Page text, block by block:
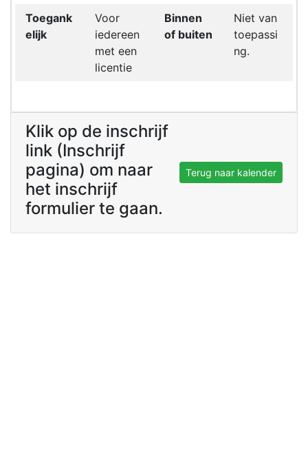
Toegank
elijk
Voor
iedereen
met een
licentie
Binnen
of buiten
Niet van
toepassi
ng.
Klik op de inschrijf
link (Inschrijf
pagina) om naar
het inschrijf
formulier te gaan.
Terug naar kalender